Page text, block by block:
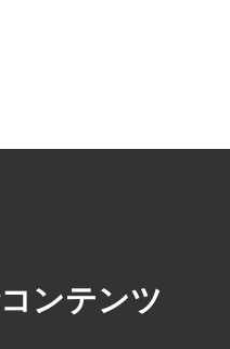
。
ンテンツ